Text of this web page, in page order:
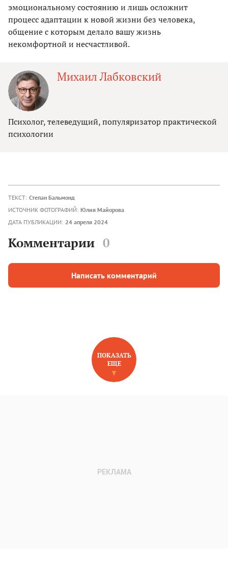
эмоциональному состоянию и лишь осложнит
процесс адаптации к новой жизни без человека,
общение с которым делало вашу жизнь
некомфортной и несчастливой.
Михаил Лабковский
Психолог, телеведущий, популяризатор практической
психологии
ТЕКСТ: Степан Бальмонд
ИСТОЧНИК ФОТОГРАФИЙ: Юлия Майорова
ДАТА ПУБЛИКАЦИИ: 24 апреля 2024
Комментарии 0
Написать комментарий
НОВОЕ НА САЙТЕ
ПОКАЗАТЬ
ЕЩЕ